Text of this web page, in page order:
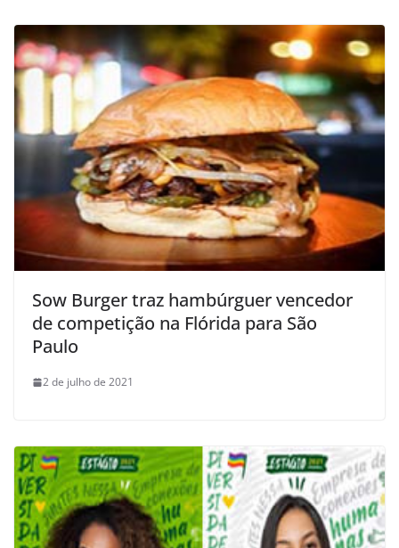
Sow Burger traz hambúrguer vencedor
de competição na Flórida para São
Paulo
2 de julho de 2021